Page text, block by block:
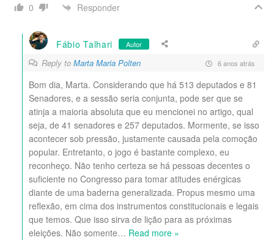
0
Responder
Fábio Talhari Autor
Reply to Marta Maria Polten 6 anos atrás
Bom dia, Marta. Considerando que há 513 deputados e 81
Senadores, e a sessão seria conjunta, pode ser que se
atinja a maioria absoluta que eu mencionei no artigo, qual
seja, de 41 senadores e 257 deputados. Mormente, se isso
acontecer sob pressão, justamente causada pela comoção
popular. Entretanto, o jogo é bastante complexo, eu
reconheço. Não tenho certeza se há pessoas decentes o
suficiente no Congresso para tomar atitudes enérgicas
diante de uma baderna generalizada. Propus mesmo uma
reflexão, em cima dos instrumentos constitucionais e legais
que temos. Que isso sirva de lição para as próximas
eleições. Não somente… Read more »